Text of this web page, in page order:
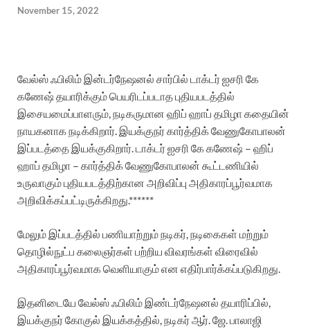
November 15, 2022
வேல்ஸ்ஃபிலிம் இன்டர்நேஷனல் சார்பில் டாக்டர்ஐசரி கே
கணேஷ் தயாரிக்கும்பெயரிடப்படாதபுதியபடத்தில்
இசையமைப்பாளரும் நடிகருமான ஹிப் ஹாப் தமிழாகதையின்
நாயகனாகநடிக்கிறார் இயக்குநர்கார்த்திக்வேணுகோபாலன்
இப்படத்தை இயக்குகிறார். டாக்டர்ஐசரி கேகணேஷ் – ஹிப்
ஹாப் தமிழா – கார்த்திக்வேணுகோபாலன் கூட்டணியில்
உருவாகும்புதியபடத்திற்கான அறிவிப்பு அதிகாரப்பூர்வமாக
அறிவிக்கப்பட்டிருக்கிறது.******
மேலும் இப்படத்தில் பணியாற்றும்நடிகர் நடிகைகள் மற்றும்
தொழில்நுட்ப கலைஞர்கள் பற்றிய விவரங்கள் விரைவில்
அதிகாரப்பூர்வமாகவெளியாகும்என எதிர்பார்க்கப்படுகிறது
இதனிடையே வேல்ஸ்ஃபிலிம் இண்டர்நேஷனல் தயாரிப்பில்
இயக்குநர்கோகுல் இயக்கத்தில் நடிகர்ஆர் ஜே பாலாஜி